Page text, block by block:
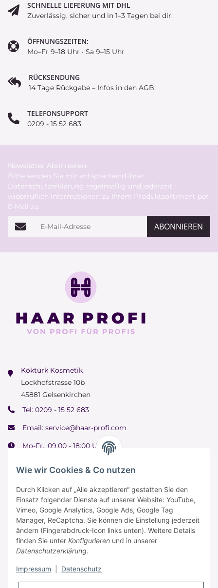
Wie wir Cookies & Co nutzen
Durch Klicken auf „Alle akzeptieren“ gestatten Sie den
Einsatz folgender Dienste auf unserer Website: YouTube,
Vimeo, Google Analytics, Google Ads, Google Tag
Manager, ReCaptcha. Sie können die Einstellung jederzeit
ändern (Fingerabdruck-Icon links unten). Weitere Details
finden Sie unter Konfigurieren und in unserer
Datenschutzerklärung.
Impressum Datenschutz
SCHNELLE LIEFERUNG MIT DHL
Zuverlässig, sicher und in 1–3 Tagen bei dir.
ÖFFNUNGSZEITEN:
Mo–Fr 9–18 Uhr · Sa 9–15 Uhr
RÜCKSENDUNG
14 Tage Rückgabe – Infos in den AGB
TELEFONSUPPORT
0209 - 15 52 683
Newsletter Abonnieren
Bitte senden Sie mir entsprechend Ihrer
Datenschutzerklärung regelmäßig und jederzeit
widerruflich Informationen zu Ihrem Produktsortiment per
E-Mail zu.
E-Mail-Adresse ABONNIEREN
Köktürk Kosmetik
Lockhofstrasse 10b
45881 Gelsenkirchen
Tel: 0209 - 15 52 683
Email: service@haar-profi.com
Mo-Fr.: 09:00 - 18:00 Uhr
Samstag: 09:00 - 15:00 Uhr
Informationen
Zahlung & Versand